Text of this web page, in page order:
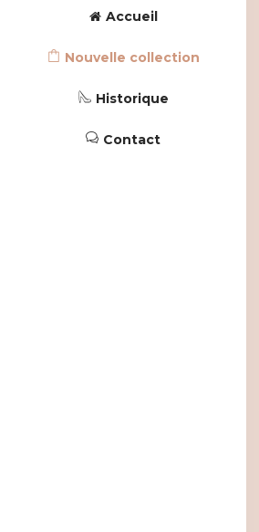
Accueil
Nouvelle collection
Historique
Contact